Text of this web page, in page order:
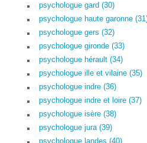
psychologue gard (30)
psychologue haute garonne
psychologue gers (32)
psychologue gironde (33)
psychologue hérault (34)
psychologue ille et vilaine (35)
psychologue indre (36)
psychologue indre et loire (37)
psychologue isère (38)
psychologue jura (39)
psychologue landes (40)